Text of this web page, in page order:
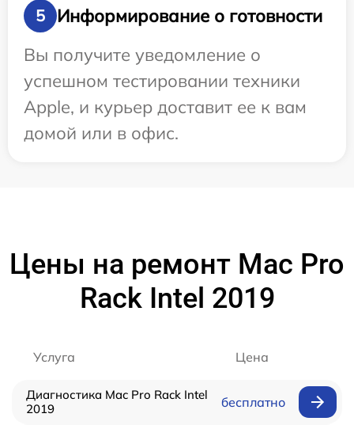
5
Информирование о готовности
Вы получите уведомление о
успешном тестировании техники
Apple, и курьер доставит ее к вам
домой или в офис.
Цены на ремонт Mac Pro
Rack Intel 2019
Услуга Цена
Диагностика Mac Pro Rack Intel
2019
бесплатно